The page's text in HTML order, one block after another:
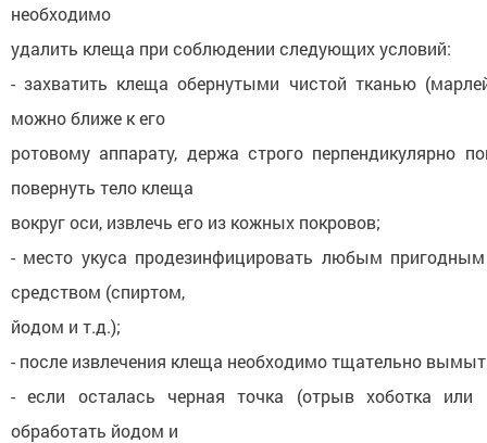
необходимо
удалить клеща при соблюдении следующих условий:
- захватить клеща обернутыми чистой тканью
можно ближе к его
ротовому аппарату, держа строго перпендикулярно
повернуть тело клеща
вокруг оси, извлечь его из кожных покровов;
- место укуса продезинфицировать любым
средством (спиртом,
йодом и т.д.);
- после извлечения клеща необходимо тщательно
- если осталась черная точка (отрыв хоботка или
обработать йодом и